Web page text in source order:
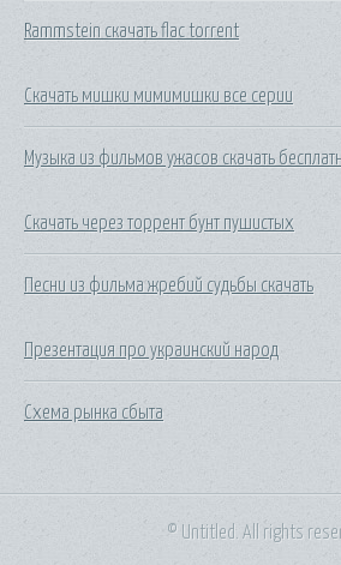
Rammstein скачать flac torrent
Скачать мишки мимимишки все серии
Музыка из фильмов ужасов скачать
Скачать через торрент бунт пушистых
Песни из фильма жребий судьбы скачать
Презентация про украинский народ
Схема рынка сбыта
© Untitled. All rights